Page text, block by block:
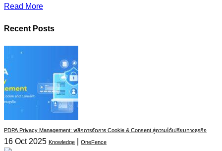
Read More
Recent Posts
PDPA Privacy Management: พลิกการจัดการ Cookie & Consent สู่ความได้เปรียบทางธุรกิจ
16 Oct 2025 Knowledge | OneFence